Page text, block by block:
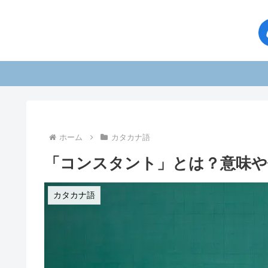
ホーム カタカナ語
「コンスタント」とは？意味
カタカナ語